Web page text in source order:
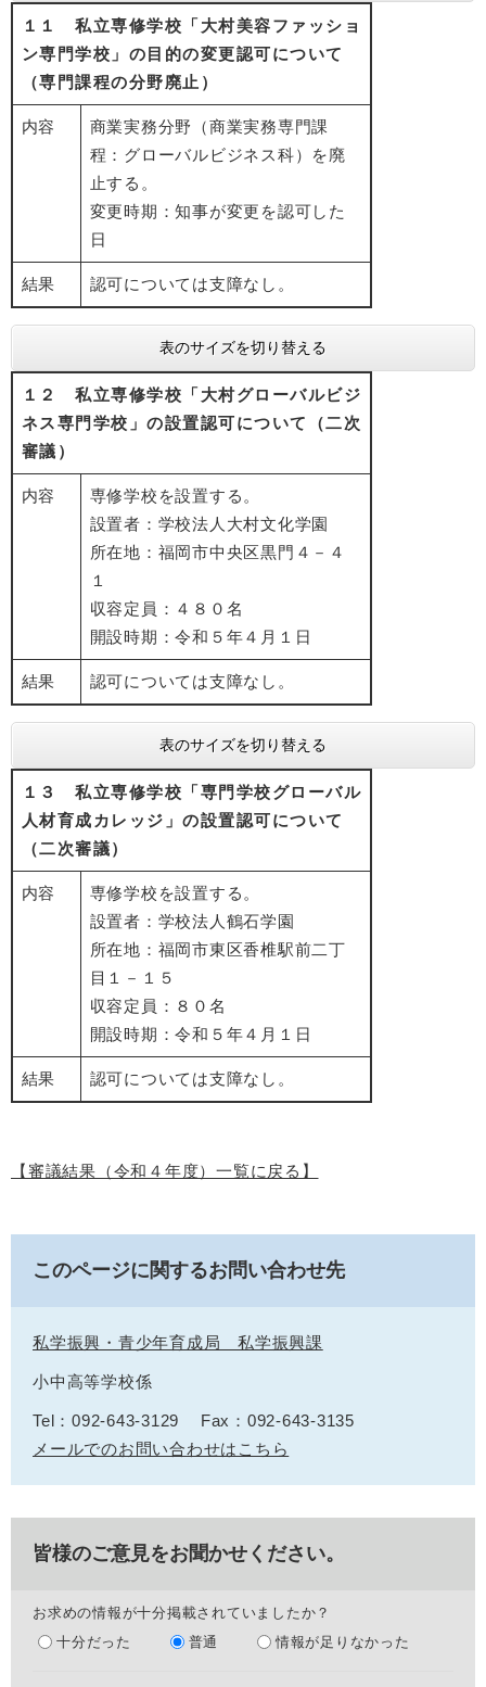
１１ 私立専修学校「大村美容ファッショ
ン専門学校」の目的の変更認可について
（専門課程の分野廃止）
内容
商業実務分野（商業実務専門課
程：グローバルビジネス科）を廃
止する。
変更時期：知事が変更を認可した
日
結果 認可については支障なし。
表のサイズを切り替える
１２ 私立専修学校「大村グローバルビジ
ネス専門学校」の設置認可について（二次
審議）
内容
専修学校を設置する。
設置者：学校法人大村文化学園
所在地：福岡市中央区黒門４－４
１
収容定員：４８０名
開設時期：令和５年４月１日
結果 認可については支障なし。
表のサイズを切り替える
１３ 私立専修学校「専門学校グローバル
人材育成カレッジ」の設置認可について
（二次審議）
内容
専修学校を設置する。
設置者：学校法人鶴石学園
所在地：福岡市東区香椎駅前二丁
目１－１５
収容定員：８０名
開設時期：令和５年４月１日
結果 認可については支障なし。
【審議結果（令和４年度）一覧に戻る】
このページに関するお問い合わせ先
私学振興・青少年育成局 私学振興課
小中高等学校係
Tel：092-643-3129
Fax：092-643-3135
メールでのお問い合わせはこちら
皆様のご意見をお聞かせください。
お求めの情報が十分掲載されていましたか？
十分だった
普通 情報が足りなかった